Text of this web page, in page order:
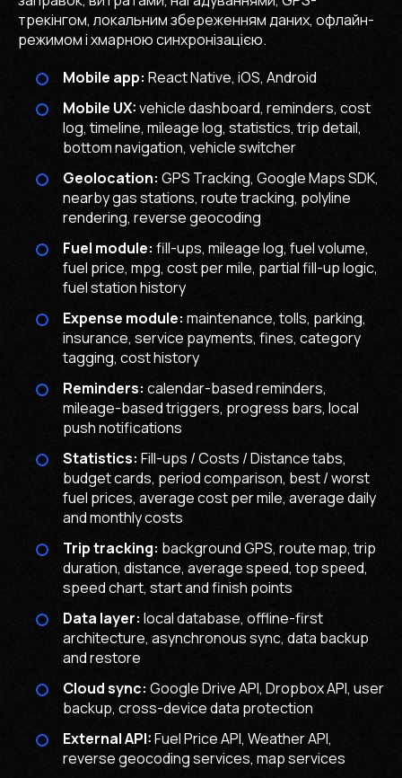
трекінгом, локальним збереженням даних, офлайн-
режимом і хмарною синхронізацією.
Mobile app: React Native, iOS, Android
Mobile UX:vehicle dashboard, reminders, cost
log, timeline, mileage log, statistics, trip detail,
bottom navigation, vehicle switcher
Geolocation: GPS Tracking, Google Maps SDK,
nearby gas stations, route tracking, polyline
rendering, reverse geocoding
Fuel module: fill-ups, mileage log, fuel volume,
fuel price, mpg, cost per mile, partial fill-up logic,
fuel station history
Expense module: maintenance, tolls, parking,
insurance, service payments, fines, category
tagging, cost history
Reminders: calendar-based reminders,
mileage-based triggers, progress bars, local
push notifications
Statistics: Fill-ups / Costs / Distance tabs,
budget cards, period comparison, best / worst
fuel prices, average cost per mile, average daily
and monthly costs
Trip tracking: background GPS, route map, trip
duration, distance, average speed, top speed,
speed chart, start and finish points
Data layer: local database, offline-first
architecture, asynchronous sync, data backup
and restore
Cloud sync: Google Drive API, Dropbox API, user
backup, cross-device data protection
External API:Fuel Price API, Weather API,
reverse geocoding services, map services